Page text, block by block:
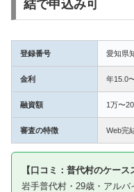
結で申込み可
登録番号 愛知県
金利 年15.0
融資額 1万〜
審査の特徴 Web完
【口コミ：普代村のケース
岩手普代村・29歳・アルバ